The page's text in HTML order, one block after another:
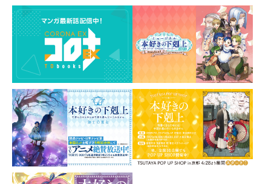
ミニマインの箔押しポストカードが登場！
箔押しがアクセントになっているカラフルなポストカー
ドです。
フレームに入れて飾るも良し、季節のご挨拶として使う
も良しのアイテムです♪
素材：紙
サイズ：Ｈ148mm×Ｗ100mm
イラスト：椎名優
発売元：TOブックス